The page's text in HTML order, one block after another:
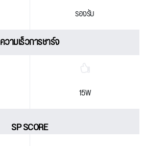
รองรับ
ความเร็วการชาร์จ
15W
SP SCORE